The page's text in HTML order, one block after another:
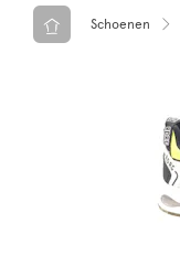
Schoenen